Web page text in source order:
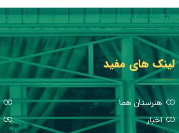
لینک های مفید
هنرستان هما
اخبار